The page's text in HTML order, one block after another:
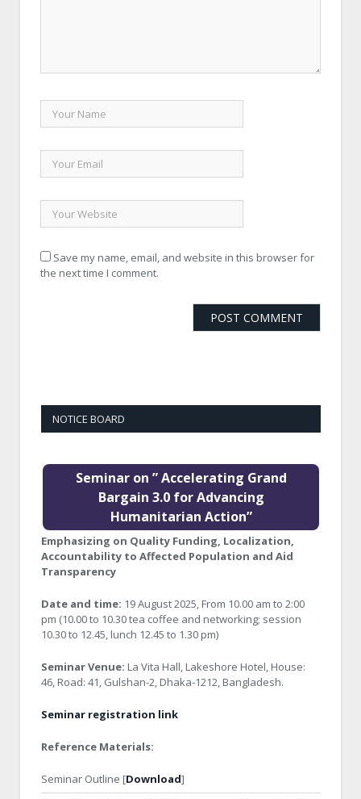
Save my name, email, and website in this browser for
the next time I comment.
NOTICE BOARD
Seminar on ” Accelerating Grand
Bargain 3.0 for Advancing
Humanitarian Action”
Emphasizing on Quality Funding, Localization,
Accountability to Affected Population and Aid
Transparency
Date and time: 19 August 2025, From 10.00 am to 2:00
pm (10.00 to 10.30 tea coffee and networking; session
10.30 to 12.45, lunch 12.45 to 1.30 pm)
Seminar Venue: La Vita Hall, Lakeshore Hotel, House:
46, Road: 41, Gulshan-2, Dhaka-1212, Bangladesh.
Seminar registration link
Reference Materials:
Seminar Outline [Download]